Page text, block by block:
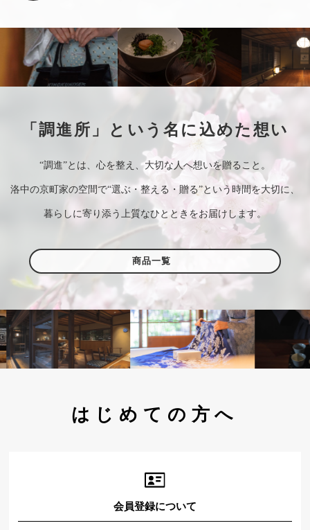
「調進所」という名に込めた想い
“調進”とは、心を整え、大切な人へ想いを贈ること。
洛中の京町家の空間で“選ぶ・整える・贈る”という時間を大切に、
暮らしに寄り添う上質なひとときをお届けします。
商品一覧
はじめての方へ
会員登録について